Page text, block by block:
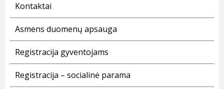
Kontaktai
Asmens duomenų apsauga
Registracija gyventojams
Registracija – socialinė parama